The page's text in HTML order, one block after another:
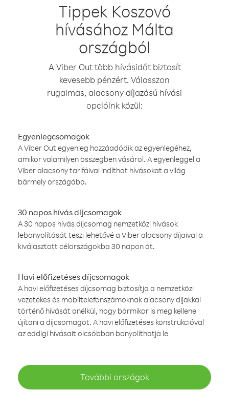
Tippek Koszovó
hívásához Málta
országból
A Viber Out több hívásidőt biztosít
kevesebb pénzért. Válasszon
rugalmas, alacsony díjazású hívási
opcióink közül:
Egyenlegcsomagok
A Viber Out egyenleg hozzáadódik az egyenlegéhez,
amikor valamilyen összegben vásárol. A egyenleggel a
Viber alacsony tarifáival indíthat hívásokat a világ
bármely országába.
30 napos hívás díjcsomagok
A 30 napos hívás díjcsomag nemzetközi hívások
lebonyolítását teszi lehetővé a Viber alacsony díjaival a
kiválasztott célországokba 30 napon át.
Havi előfizetéses díjcsomagok
A havi előfizetéses díjcsomag biztosítja a nemzetközi
vezetékes és mobiltelefonszámoknak alacsony díjakkal
történő hívását anélkül, hogy bármikor is meg kellene
újítani a díjcsomagot. A havi előfizetéses konstrukcióval
az eddigi hívásait olcsóbban bonyolíthatja le
További országok